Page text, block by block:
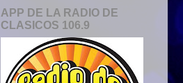
APP DE LA RADIO DE
CLASICOS 106.9